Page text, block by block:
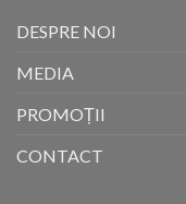
DESPRE NOI
MEDIA
PROMOȚII
CONTACT